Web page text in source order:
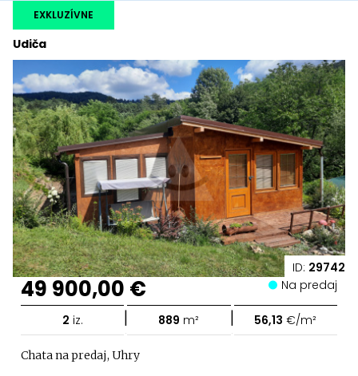
ID: 29742
Udiča
EXKLUZÍVNE
49 900,00 € Na predaj
2 iz. | 889 m² | 56,13 €/m²
Chata na predaj, Uhry